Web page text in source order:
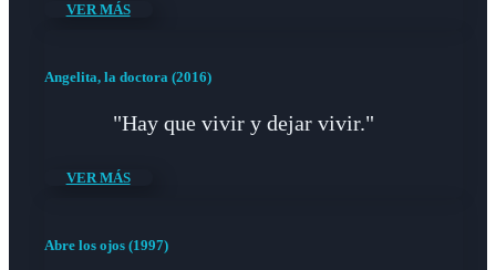
VER MÁS
Angelita, la doctora (2016)
"Hay que vivir y dejar vivir."
VER MÁS
Abre los ojos (1997)